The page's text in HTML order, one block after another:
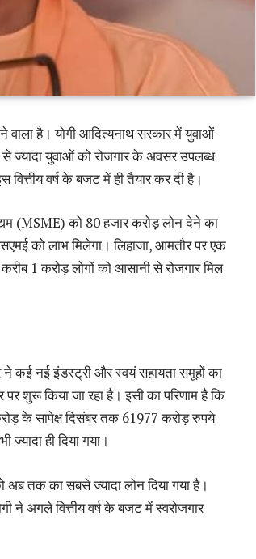
है। योगी आदित्यनाथ सरकार में युवाओं
युवाओं को रोजगार के अवसर उपलब्ध
वर्ष के बजट में ही तैयार कर दी है।
(MSME) को 80 हजार करोड़ लोन देने का
को लाभ मिलेगा। लिहाजा, आमतौर पर एक
1 करोड़ लोगों को आसानी से रोजगार मिल
ने कई नई इंडस्ट्री और स्वयं सहायता समूहों का
शुरू किया जा रहा है। इसी का परिणाम है कि
के सापेक्ष दिसंबर तक 61977 करोड़ रुपये
ही दिया गया।
अब तक का सबसे ज्यादा लोन दिया गया है।
अगले वित्तीय वर्ष के बजट में स्वरोजगार